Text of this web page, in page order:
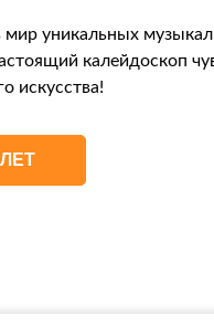
мир уникальных
калейдоскоп
искусства!